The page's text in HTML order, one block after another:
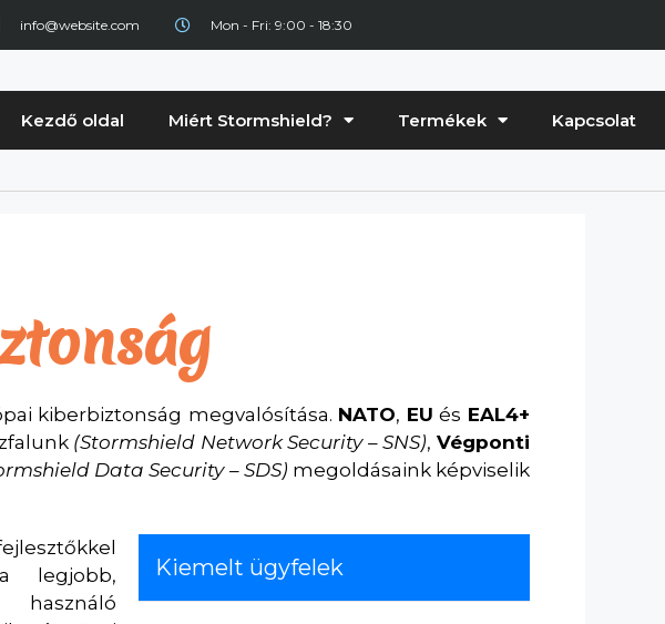
info@website.com Mon - Fri: 9:00 - 18:30
Kezdő oldal Miért Stormshield? Termékek Kapcsolat
kiberbiztonság megvalósítása. NATO, EU és EAL4+
(Stormshield Network Security – SNS),Végponti
Data Security – SDS) megoldásaink képviselik
legjobb,
használó
Kiemelt ügyfelek